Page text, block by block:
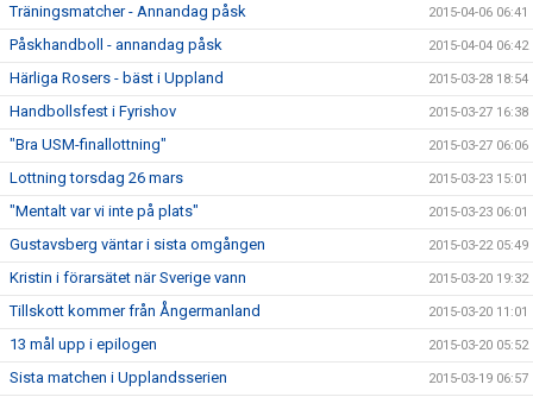
Träningsmatcher - Annandag påsk 2015-04-06 06:41
Påskhandboll - annandag påsk 2015-04-04 06:42
Härliga Rosers - bäst i Uppland 2015-03-28 18:54
Handbollsfest i Fyrishov 2015-03-27 16:38
"Bra USM-finallottning" 2015-03-27 06:06
Lottning torsdag 26 mars 2015-03-23 15:01
"Mentalt var vi inte på plats" 2015-03-23 06:01
Gustavsberg väntar i sista omgången 2015-03-22 05:49
Kristin i förarsätet när Sverige vann 2015-03-20 19:32
Tillskott kommer från Ångermanland 2015-03-20 11:01
13 mål upp i epilogen 2015-03-20 05:52
Sista matchen i Upplandsserien 2015-03-19 06:57